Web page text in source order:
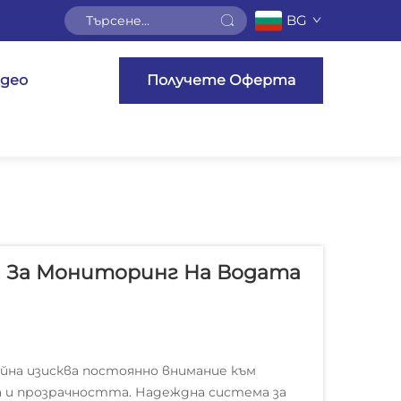
BG
Получете Оферта
Мониторинг На Водата
изисква постоянно внимание към
прозрачността. Надеждна система за